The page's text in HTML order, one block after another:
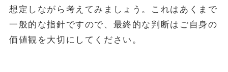
想定しながら考えてみましょう。これはあくまで
一般的な指針ですので、最終的な判断はご自身の
価値観を大切にしてください。